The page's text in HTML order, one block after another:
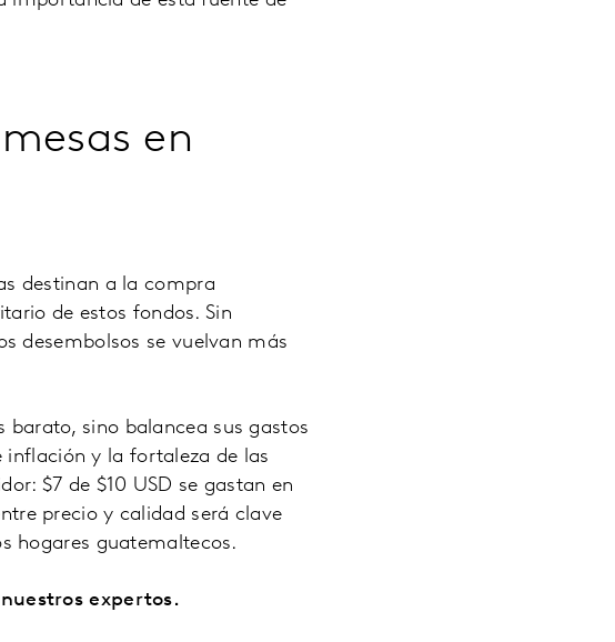
en
destinan a la compra
de estos fondos. Sin
desembolsos se vuelvan más
sino balancea sus gastos
inflación y la fortaleza de las
$7 de $10 USD se gastan en
precio y calidad será clave
hogares guatemaltecos.
expertos.